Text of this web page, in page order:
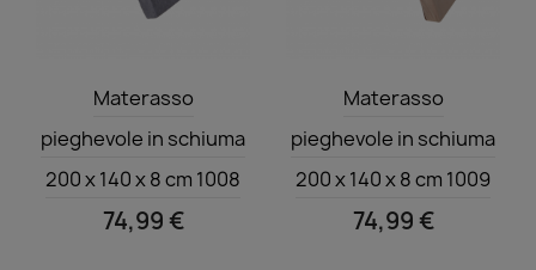
Materasso
pieghevole in schiuma
200 x 140 x 8 cm 1008
74,99 €
Materasso
pieghevole in schiuma
200 x 140 x 8 cm 1009
74,99 €